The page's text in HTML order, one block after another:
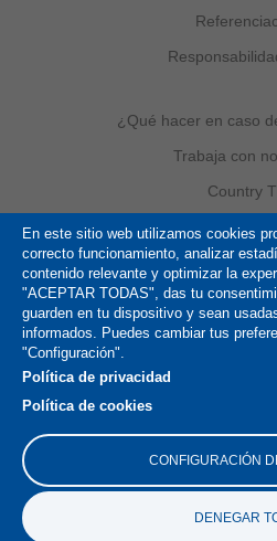
En este sitio web utilizamos cookies
correcto funcionamiento, analizar
contenido relevante y optimizar la
"ACEPTAR TODAS", das tu
guarden en tu dispositivo y sean
informados. Puedes cambiar tus
"Configuración".
Política de privacidad
Política de cookies
CONFIGURACIÓN
DENEGAR
¿Qué hacer en caso
Trabaja con
Country
Política de
Términos y
Derechos de